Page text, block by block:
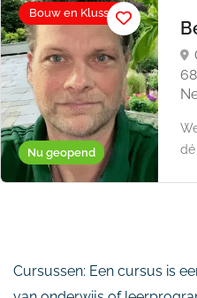
Nu geopend
Bouw en Klussen
Cursussen: Een cursus is